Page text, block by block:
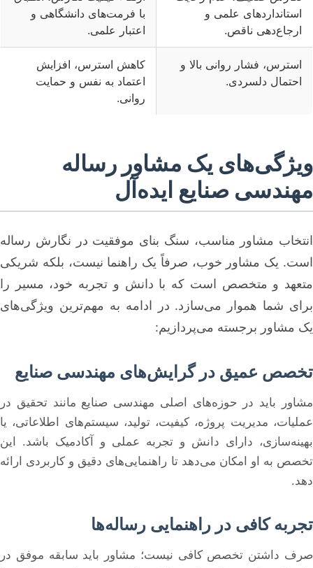
استانداردهای علمی و
ارجاع‌دهی ناقص.
با فرمت‌های دانشگاهی و
اعتبار علمی.
استرس، فشار روانی بالا و
احتمال دلسردی.
کاهش استرس، افزایش
اعتماد به نفس و حمایت
روانی.
ویژگی‌های یک مشاور رساله
مهندسی صنایع ایده‌آل
انتخاب مشاور مناسب، سنگ بنای موفقیت در نگارش رساله
است. یک مشاور خوب، صرفاً یک راهنما نیست، بلکه شریکی
متعهد و متخصص است که با دانش و تجربه خود، مسیر را
برای شما هموار می‌سازد. در ادامه به مهم‌ترین ویژگی‌های
یک مشاور برجسته می‌پردازیم:
تخصص عمیق در گرایش‌های مهندسی صنایع
مشاور باید در حوزه‌های اصلی مهندسی صنایع مانند تحقیق در
عملیات، مدیریت پروژه، کیفیت، تولید، سیستم‌های اطلاعاتی، یا
بهینه‌سازی، دارای دانش و تجربه عملی و آکادمیک باشد. این
تخصص به او امکان می‌دهد تا راهنمایی‌های دقیق و کاربردی ارائه
دهد.
تجربه کافی در راهنمایی رساله‌ها
صرف داشتن تخصص کافی نیست؛ مشاور باید سابقه موفق در